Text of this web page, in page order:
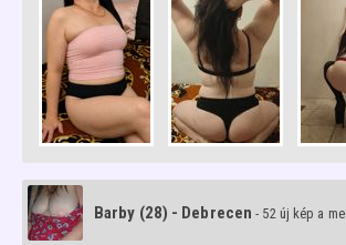
Barby (28) - Debrecen - 52 új kép a